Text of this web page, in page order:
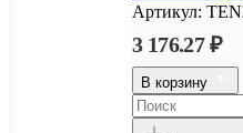
Артикул:
3 176.27 ₽
В корзину